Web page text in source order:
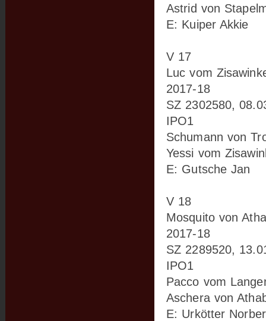
Astrid von
E: Kuiper Akkie
V 17
Luc vom
2017-18
SZ 2302580,
IPO1
Schumann von
Yessi vom
E: Gutsche Jan
V 18
Mosquito von
2017-18
SZ 2289520,
IPO1
Pacco vom
Aschera von
E: Urkötter